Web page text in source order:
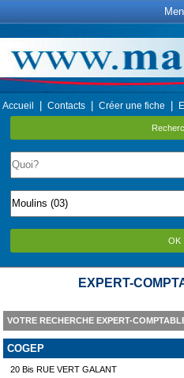
Accueil Contacts Créer une fiche
OK
EXPERT-
VOTRE RECHERCHE EXPERT-
COGEP
20 Bis RUE VERT GALANT